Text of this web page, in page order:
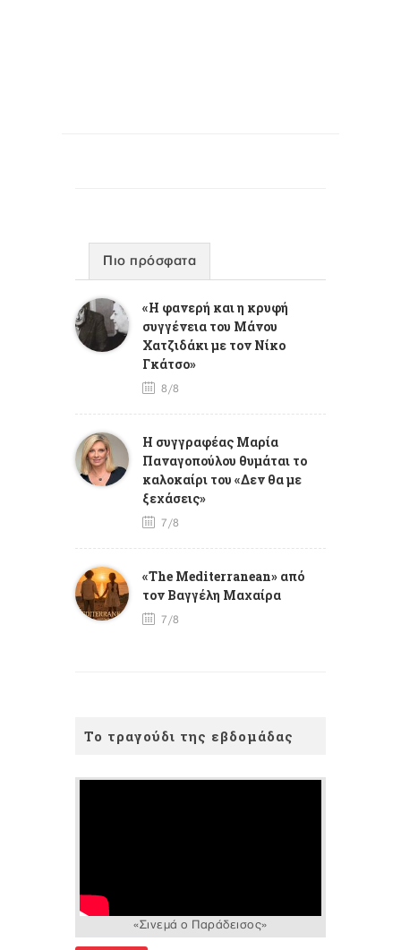
Πιο πρόσφατα
«Η φανερή και η κρυφή
συγγένεια του Μάνου
Χατζιδάκι με τον Νίκο
Γκάτσο»
8/8
Η συγγραφέας Μαρία
Παναγοπούλου θυμάται το
καλοκαίρι του «Δεν θα με
ξεχάσεις»
7/8
«The Mediterranean» από
τον Βαγγέλη Μαχαίρα
7/8
Το τραγούδι της εβδομάδας
«Σινεμά ο Παράδεισος»